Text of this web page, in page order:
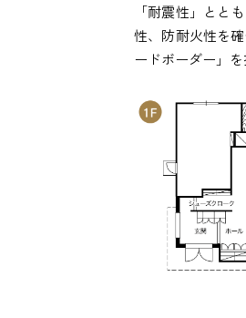
「耐震性」とと
性、防耐火性を
ードボーダー」